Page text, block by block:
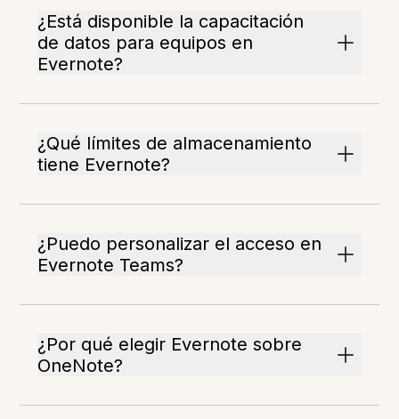
¿Está disponible la capacitación
de datos para equipos en
Evernote?
¿Qué límites de almacenamiento
tiene Evernote?
¿Puedo personalizar el acceso en
Evernote Teams?
¿Por qué elegir Evernote sobre
OneNote?